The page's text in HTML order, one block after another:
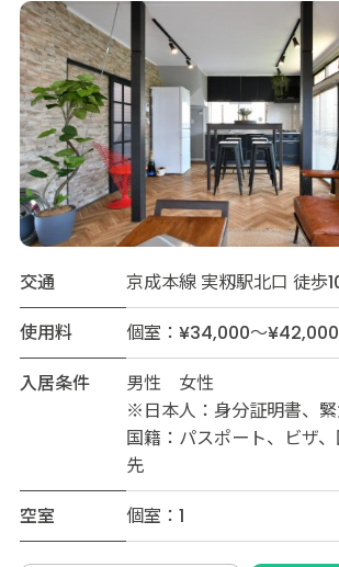
交通
京成本線 実籾駅北口 徒歩
使用料
個室：¥34,000～
入居条件
男性 女性
※日本人：身分証明書、
国籍：パスポート、ビザ
先
空室
個室：1